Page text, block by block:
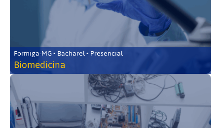
Formiga-MG • Bacharel • Presencial
Biomedicina